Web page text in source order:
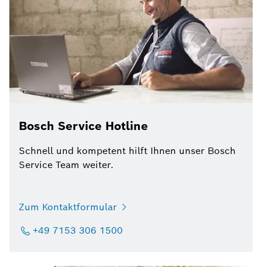
Bosch Service Hotline
Schnell und kompetent hilft Ihnen unser Bosch
Service Team weiter.
Zum Kontaktformular
+49 7153 306 1500